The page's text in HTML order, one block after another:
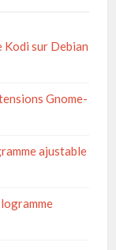
sur Debian
Gnome-
ajustable